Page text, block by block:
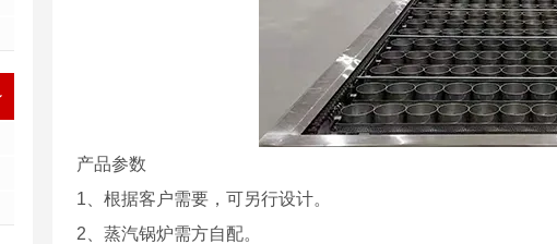
产品参数
1、根据客户需要，可另行设计。
2、蒸汽锅炉需方自配。